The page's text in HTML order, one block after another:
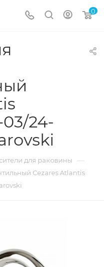
0
03/24-
для раковины —
Cezares Atlantis